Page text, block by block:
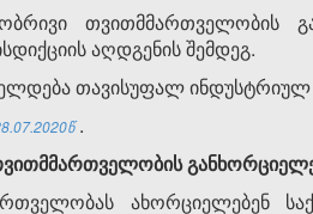
თვითმმართველობის
აღდგენის შემდეგ.
თავისუფალ ინდუსტრიულ
.
ახორციელებენ